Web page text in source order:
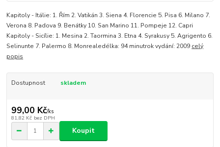
Kapitoly - Itálie: 1. Řím 2. Vatikán 3. Siena 4. Florencie 5. Pisa 6. Milano 7.
Verona 8. Padova 9. Benátky 10. San Marino 11. Pompeje 12. Capri
Kapitoly - Sicílie: 1. Mesina 2. Taormina 3. Etna 4. Syrakusy 5. Agrigento 6.
Selinunte 7. Palermo 8. Monrealedélka: 94 minutrok vydání: 2009 celý
popis
Dostupnost skladem
99,00 Kč/ks
81,82 Kč bez DPH
Koupit